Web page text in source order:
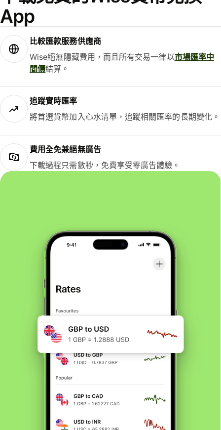
App
比較匯款服務供應商
Wise絕無隱藏費用，而且所有交易一律以市場匯率中
間價結算。
追蹤實時匯率
將首選貨幣加入心水清單，追蹤相關匯率的長期變化。
費用全免兼絕無廣告
下載過程只需數秒，免費享受零廣告體驗。